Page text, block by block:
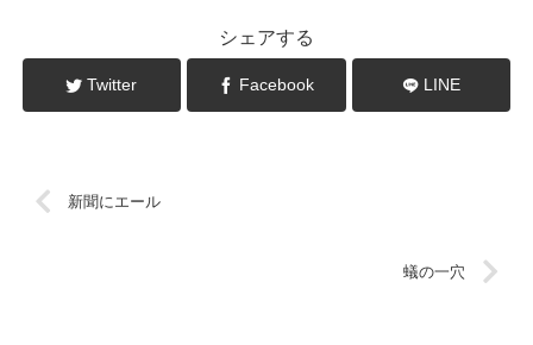
シェアする
Twitter Facebook LINE
新聞にエール
蟻の一穴